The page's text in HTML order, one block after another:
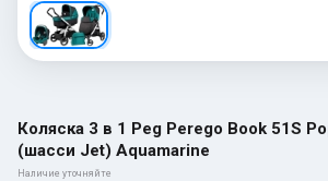
Коляска 3 в 1 Peg Perego Book 51S
(шасси Jet) Aquamarine
Наличие уточняйте